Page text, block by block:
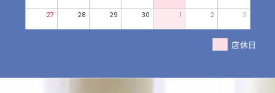
27 28 29 30 1 2 3
店休日